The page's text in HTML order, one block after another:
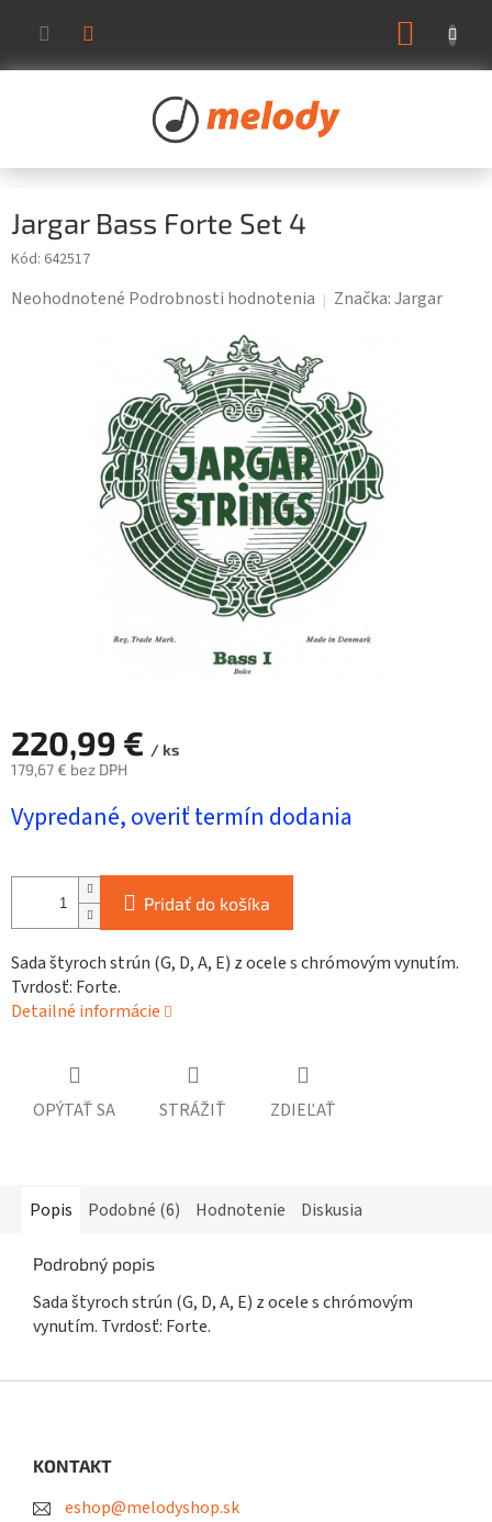
obsah
Jargar Bass Forte Set 4
Kód: 642517
Priemerné
Neohodnotené Podrobnosti hodnotenia Značka:Jargar
220,99 € / ks
179,67 € bez DPH
cena:
Vypredané, overiť termín dodania
Pridať do košíka
Sada štyroch strún (G, D, A, E) z ocele s chrómovým vynutím.
Tvrdosť: Forte.
Detailné informácie
OPÝTAŤ SA STRÁŽIŤ ZDIEĽAŤ
Popis Podobné (6) Hodnotenie Diskusia
Podrobný popis
Sada štyroch strún (G, D, A, E) z ocele s chrómovým
vynutím. Tvrdosť: Forte.
KONTAKT
eshop@melodyshop.sk